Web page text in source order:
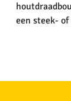
een steek-